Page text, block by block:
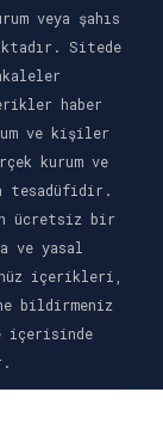
veya şahıs
Sitede
haber
ve kişiler
kurum ve
tesadüfidir.
ücretsiz bir
ve yasal
içerikleri,
bildirmeniz